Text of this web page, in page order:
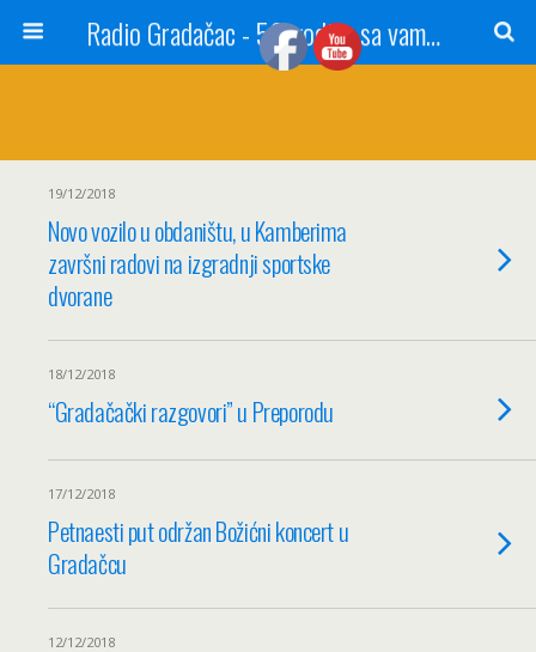
Radio Gradačac - 56 godina sa vama...
19/12/2018
Novo vozilo u obdaništu, u Kamberima
završni radovi na izgradnji sportske
dvorane
18/12/2018
“Gradačački razgovori” u Preporodu
17/12/2018
Petnaesti put održan Božićni koncert u
Gradačcu
12/12/2018